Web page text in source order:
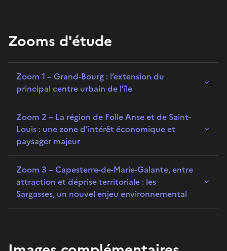
Zooms d'étude
Zoom 1 – Grand-Bourg : l’extension du
principal centre urbain de l’île
Zoom 2 – La région de Folle Anse et de Saint-
Louis : une zone d’intérêt économique et
paysager majeur
Zoom 3 – Capesterre-de-Marie-Galante, entre
attraction et déprise territoriale : les
Sargasses, un nouvel enjeu environnemental